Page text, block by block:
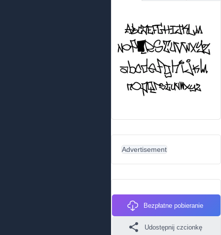
Advertisement
Bezpłatne pobieranie
Udostępnij czcionkę